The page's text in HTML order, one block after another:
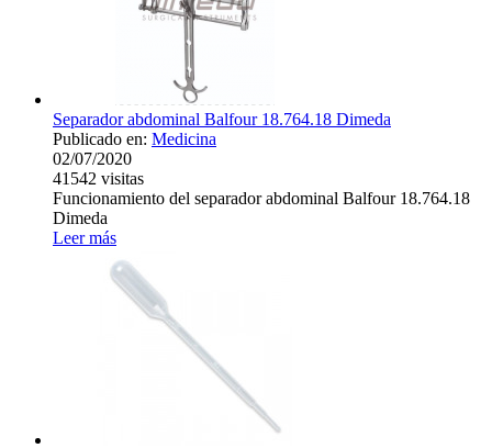
Separador abdominal Balfour 18.764.18 Dimeda
Publicado en: Medicina
02/07/2020
41542 visitas
Funcionamiento del separador abdominal Balfour 18.764.18
Dimeda
Leer más